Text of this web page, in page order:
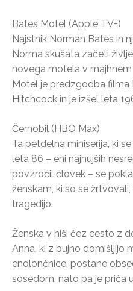
Bates Motel (Apple TV+)
Najstnik Norman Bates in
Norma skušata začeti
novega motela v
Motel je predzgodba filma
Hitchcock in je izšel leta
Černobil (HBO Max)
Ta petdelna miniserija, ki
leta 86 – eni najhujših
povzročil človek – se
ženskam, ki so se
tragedijo.
Ženska v hiši čez cesto z
Anna, ki z bujno domišljijo
enolončnice, postane
sosedom, nato pa je priča